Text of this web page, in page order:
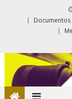
Documentos